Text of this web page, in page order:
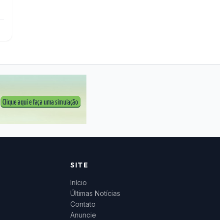
SITE
Início
Últimas Notícias
Contato
Anuncie